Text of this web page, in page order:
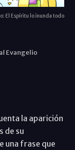
El Espíritu lo inunda todo
Evangelio
la aparición
de su
una frase que